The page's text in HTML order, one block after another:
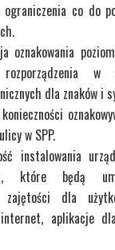
ograniczenia co do
oznakowania
w
dla znaków i
w SPP.
instalowania
które będą
dla
aplikacje